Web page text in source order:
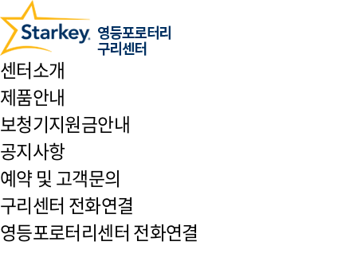
센터소개
제품안내
보청기지원금안내
공지사항
예약 및 고객문의
구리센터 전화연결
영등포로터리센터 전화연결